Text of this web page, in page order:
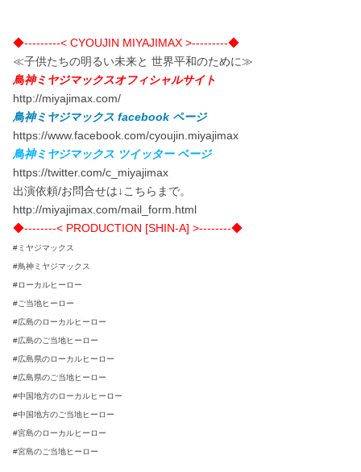
◆---------< CYOUJIN MIYAJIMAX >---------◆
≪子供たちの明るい未来と 世界平和のために≫
鳥神ミヤジマックスオフィシャルサイト
http://miyajimax.com/
鳥神ミヤジマックス facebook ページ
https://www.facebook.com/cyoujin.miyajimax
鳥神ミヤジマックス ツイッター ページ
https://twitter.com/c_miyajimax
出演依頼/お問合せは↓こちらまで。
http://miyajimax.com/mail_form.html
◆--------< PRODUCTION [SHIN-A] >--------◆
#ミヤジマックス
#鳥神ミヤジマックス
#ローカルヒーロー
#ご当地ヒーロー
#広島のローカルヒーロー
#広島のご当地ヒーロー
#広島県のローカルヒーロー
#広島県のご当地ヒーロー
#中国地方のローカルヒーロー
#中国地方のご当地ヒーロー
#宮島のローカルヒーロー
#宮島のご当地ヒーロー